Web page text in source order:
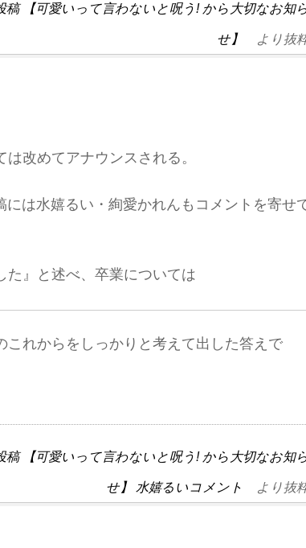
【可愛いって言わないと呪う! から大切なお知
せ】 より抜
改めてアナウンスされる。
は水嬉るい・絢愛かれんもコメントを寄せ
た』と述べ、卒業については
れからをしっかりと考えて出した答えで
【可愛いって言わないと呪う! から大切なお知
せ】 水嬉るいコメント より抜